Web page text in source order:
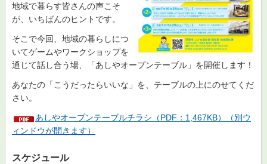
地域で暮らす皆さんの声こそ
が、いちばんのヒントです。
そこで今回、地域の暮らしにつ
いてゲームやワークショップを
通じて話し合う場、「あしやオープンテーブル」を開催します！
あなたの「こうだったらいいな」を、テーブルの上にのせてくだ
さい。
あしやオープンテーブルチラシ（PDF：1,467KB）（別ウ
ィンドウが開きます）
スケジュール